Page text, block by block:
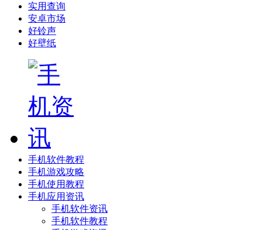
实用查询
安卓市场
好铃声
好壁纸
手机软件教程
手机游戏攻略
手机使用教程
手机应用资讯
手机软件资讯
手机软件教程